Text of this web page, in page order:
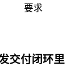
要求
交付闭环里